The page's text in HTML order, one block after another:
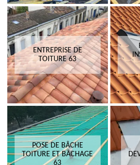
ENTREPRISE DE
TOITURE 63
POSE DE BÂCHE
TOITURE ET BÂCHAGE
63